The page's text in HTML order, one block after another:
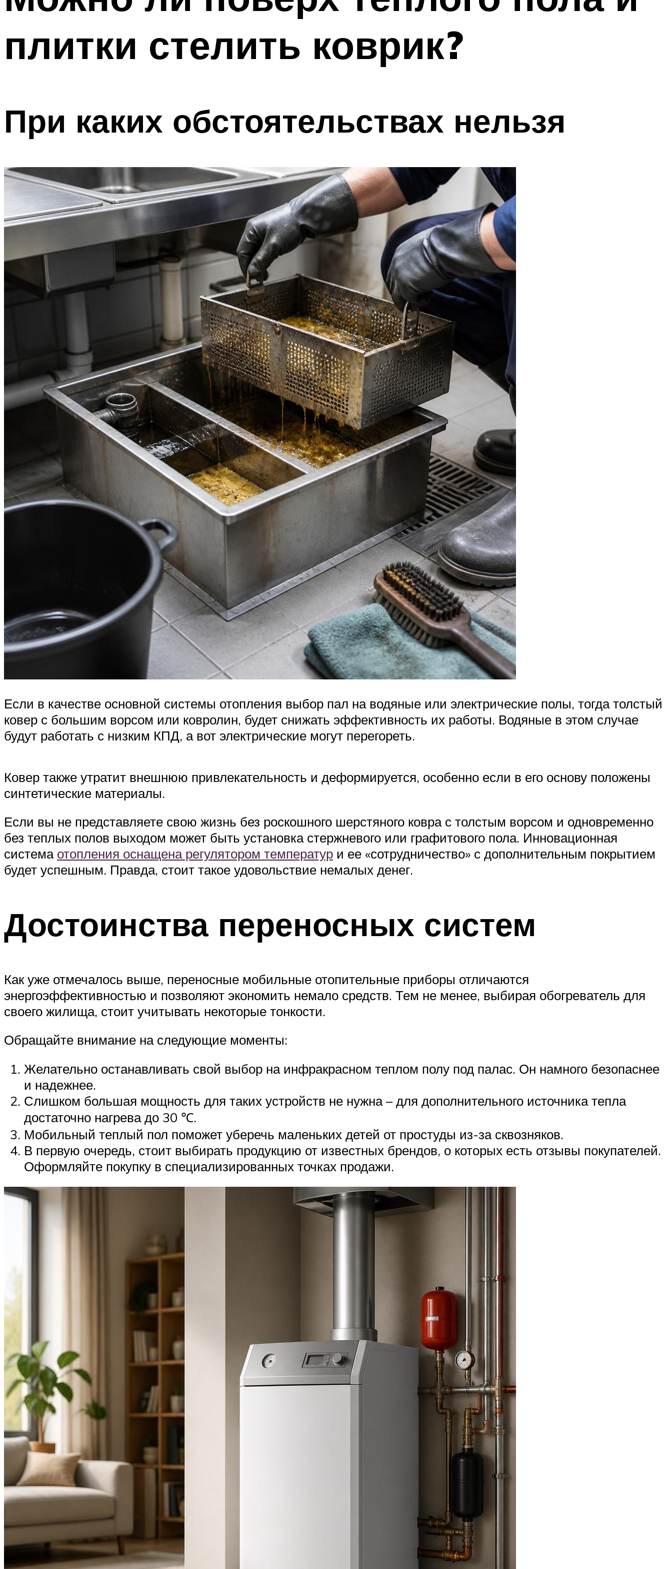
плитки стелить коврик?
При каких обстоятельствах нельзя
Если в качестве основной системы отопления выбор пал на водяные или электрические полы, тогда толстый
ковер с большим ворсом или ковролин, будет снижать эффективность их работы. Водяные в этом случае
будут работать с низким КПД, а вот электрические могут перегореть.
Ковер также утратит внешнюю привлекательность и деформируется, особенно если в его основу положены
синтетические материалы.
Если вы не представляете свою жизнь без роскошного шерстяного ковра с толстым ворсом и одновременно
без теплых полов выходом может быть установка стержневого или графитового пола. Инновационная
система отопления оснащена регулятором температур и ее «сотрудничество» с дополнительным покрытием
будет успешным. Правда, стоит такое удовольствие немалых денег.
Достоинства переносных систем
Как уже отмечалось выше, переносные мобильные отопительные приборы отличаются
энергоэффективностью и позволяют экономить немало средств. Тем не менее, выбирая обогреватель для
своего жилища, стоит учитывать некоторые тонкости.
Обращайте внимание на следующие моменты:
Желательно останавливать свой выбор на инфракрасном теплом полу под палас. Он намного безопаснее
и надежнее.
Слишком большая мощность для таких устройств не нужна – для дополнительного источника тепла
достаточно нагрева до 30 ℃.
Мобильный теплый пол поможет уберечь маленьких детей от простуды из-за сквозняков.
В первую очередь, стоит выбирать продукцию от известных брендов, о которых есть отзывы покупателей.
Оформляйте покупку в специализированных точках продажи.